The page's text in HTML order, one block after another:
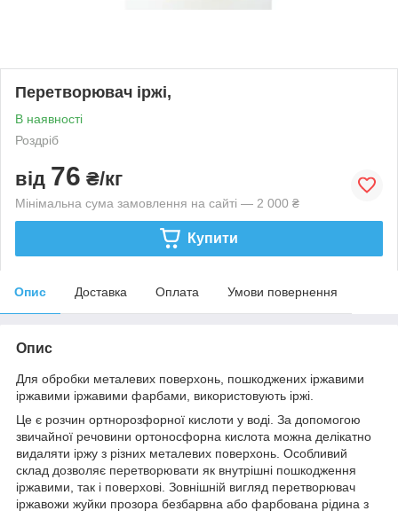
Перетворювач іржі,
В наявності
Роздріб
від 76 ₴/кг
Мінімальна сума замовлення на сайті — 2 000 ₴
Купити
Опис Доставка Оплата Умови повернення
Опис
Для обробки металевих поверхонь, пошкоджених іржавими
іржавими іржавими фарбами, використовують іржі.
Це є розчин ортнорозфорної кислоти у воді. За допомогою
звичайної речовини ортоносфорна кислота можна делікатно
видаляти іржу з різних металевих поверхонь. Особливий
склад дозволяє перетворювати як внутрішні пошкодження
іржавими, так і поверхові. Зовнішній вигляд перетворювач
іржавожи жуйки прозора безбарвна або фарбована рідина з